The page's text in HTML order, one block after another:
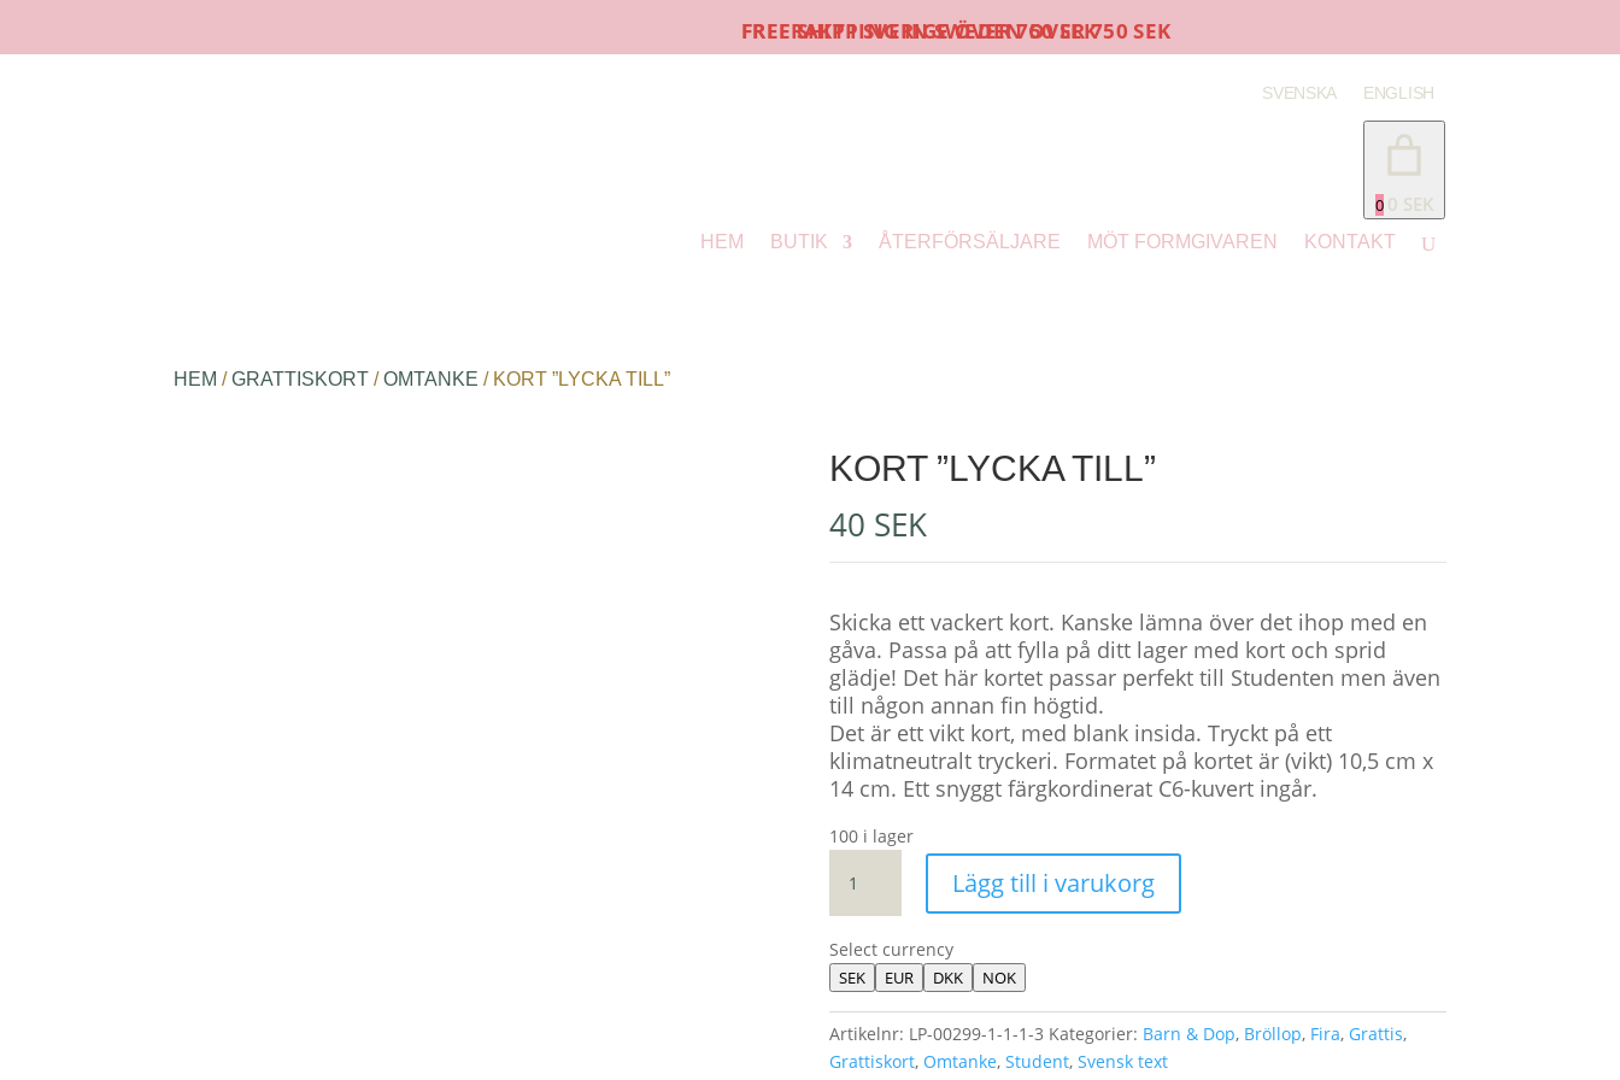
FRI FRAKT I SVERIGE ÖVER 750 SEK
FREE SHIPPING IN SWEDEN OVER 750 SEK
SVENSKA ENGLISH
0 0 SEK
HEM BUTIK ÅTERFÖRSÄLJARE MÖT FORMGIVAREN KONTAKT
HEM /GRATTISKORT /OMTANKE / KORT ”LYCKA TILL”
KORT ”LYCKA TILL”
40 SEK
Skicka ett vackert kort. Kanske lämna över det ihop med en
gåva. Passa på att fylla på ditt lager med kort och sprid
glädje! Det här kortet passar perfekt till Studenten men även
till någon annan fin högtid.
Det är ett vikt kort, med blank insida. Tryckt på ett
klimatneutralt tryckeri. Formatet på kortet är (vikt) 10,5 cm x
14 cm. Ett snyggt färgkordinerat C6-kuvert ingår.
100 i lager
"LYCKA
TILL"
MÄNGD
Lägg till i varukorg
Select currency
SEK EUR DKK NOK
Artikelnr: LP-00299-1-1-1-3 Kategorier: Barn & Dop, Bröllop, Fira, Grattis,
Grattiskort, Omtanke, Student, Svensk text